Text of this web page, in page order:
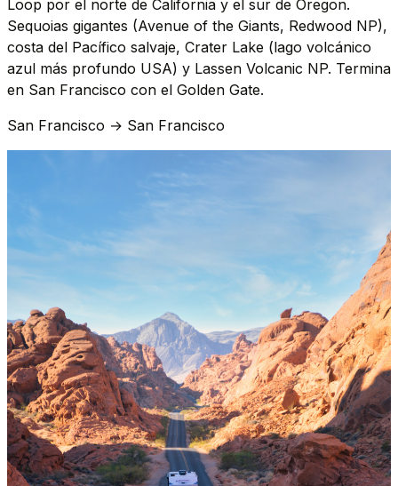
Loop por el norte de California y el sur de Oregon.
Sequoias gigantes (Avenue of the Giants, Redwood NP),
costa del Pacífico salvaje, Crater Lake (lago volcánico
azul más profundo USA) y Lassen Volcanic NP. Termina
en San Francisco con el Golden Gate.
San Francisco → San Francisco